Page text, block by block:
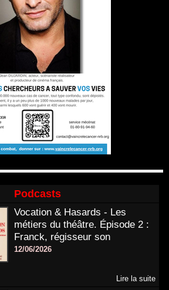
Podcasts
Vocation & Hasards - Les
métiers du théâtre. Épisode 2 :
Franck, régisseur son
12/06/2026
Lire la suite